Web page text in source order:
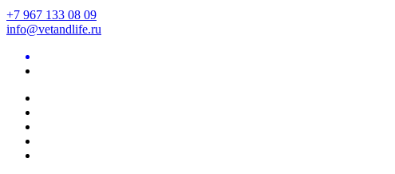
+7 967 133 08 09
info@vetandlife.ru